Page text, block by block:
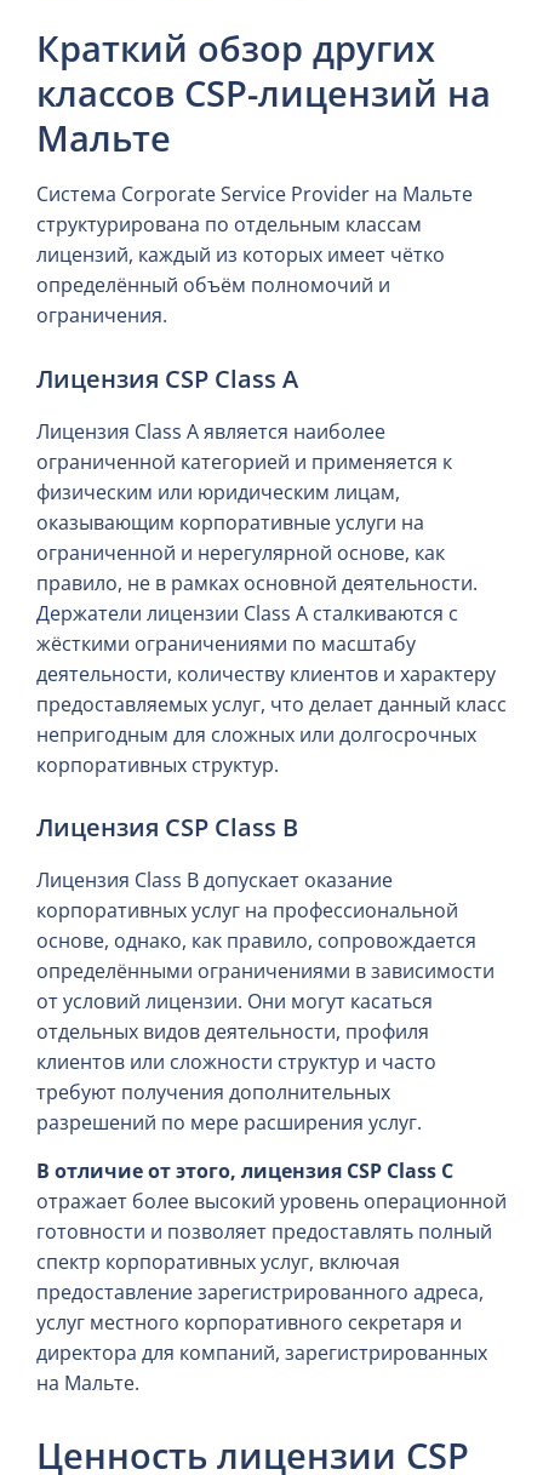
Краткий обзор других
классов CSP-лицензий на
Мальте
Система Corporate Service Provider на Мальте
структурирована по отдельным классам
лицензий, каждый из которых имеет чётко
определённый объём полномочий и
ограничения.
Лицензия CSP Class A
Лицензия Class A является наиболее
ограниченной категорией и применяется к
физическим или юридическим лицам,
оказывающим корпоративные услуги на
ограниченной и нерегулярной основе, как
правило, не в рамках основной деятельности.
Держатели лицензии Class A сталкиваются с
жёсткими ограничениями по масштабу
деятельности, количеству клиентов и характеру
предоставляемых услуг, что делает данный класс
непригодным для сложных или долгосрочных
корпоративных структур.
Лицензия CSP Class B
Лицензия Class B допускает оказание
корпоративных услуг на профессиональной
основе, однако, как правило, сопровождается
определёнными ограничениями в зависимости
от условий лицензии. Они могут касаться
отдельных видов деятельности, профиля
клиентов или сложности структур и часто
требуют получения дополнительных
разрешений по мере расширения услуг.
В отличие от этого, лицензия CSP Class C
отражает более высокий уровень операционной
готовности и позволяет предоставлять полный
спектр корпоративных услуг, включая
предоставление зарегистрированного адреса,
услуг местного корпоративного секретаря и
директора для компаний, зарегистрированных
на Мальте.
Ценность лицензии CSP